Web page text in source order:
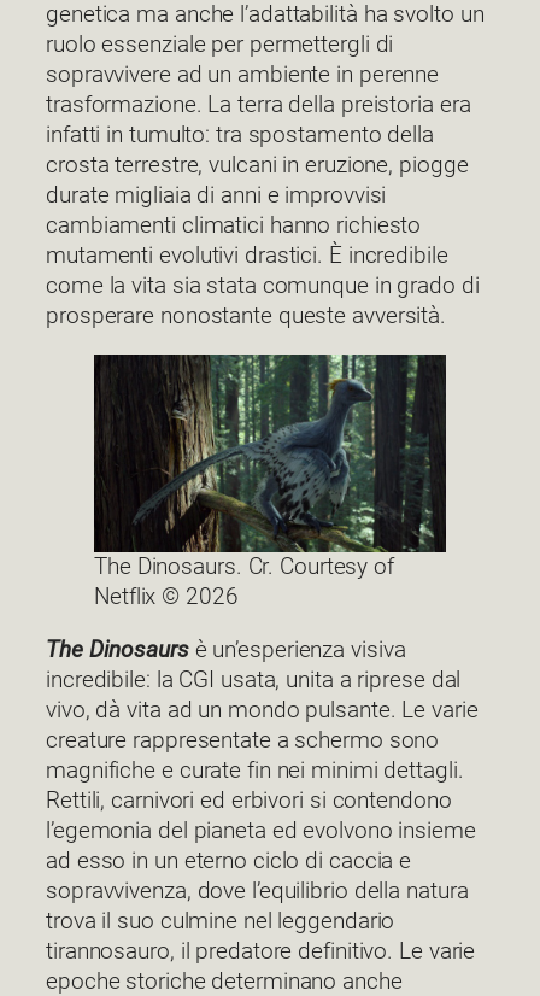
genetica ma anche l’adattabilità ha svolto un
ruolo essenziale per permettergli di
sopravvivere ad un ambiente in perenne
trasformazione. La terra della preistoria era
infatti in tumulto: tra spostamento della
crosta terrestre, vulcani in eruzione, piogge
durate migliaia di anni e improvvisi
cambiamenti climatici hanno richiesto
mutamenti evolutivi drastici. È incredibile
come la vita sia stata comunque in grado di
prosperare nonostante queste avversità.
The Dinosaurs. Cr. Courtesy of
Netflix © 2026
The Dinosaursè un’esperienza visiva
incredibile: la CGI usata, unita a riprese dal
vivo, dà vita ad un mondo pulsante. Le varie
creature rappresentate a schermo sono
magnifiche e curate fin nei minimi dettagli.
Rettili, carnivori ed erbivori si contendono
l’egemonia del pianeta ed evolvono insieme
ad esso in un eterno ciclo di caccia e
sopravvivenza, dove l’equilibrio della natura
trova il suo culmine nel leggendario
tirannosauro, il predatore definitivo. Le varie
epoche storiche determinano anche